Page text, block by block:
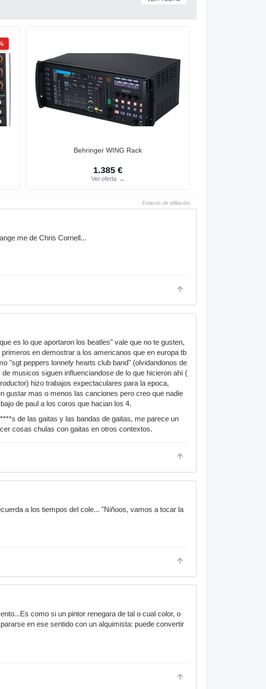
Behringer WING Rack
1.385 €
Ver oferta →
Enlaces de afiliación
me de Chris Cornell...
es lo que aportaron los beatles" vale que no te gusten,
en demostrar a los americanos que en europa tb
"sgt peppers lonnely hearts club band" (olvidandonos de
musicos siguen influenciandose de lo que hicieron ahí (
hizo trabajos expectaculares para la epoca,
gustar mas o menos las canciones pero creo que nadie
de paul a los coros que hacian los 4.
de las gaitas y las bandas de gaitas, me parece un
cosas chulas con gaitas en otros contextos.
a los tiempos del cole... "Niñoos, vamos a tocar la
como si un pintor renegara de tal o cual color, o
en ese sentido con un alquimista: puede convertir